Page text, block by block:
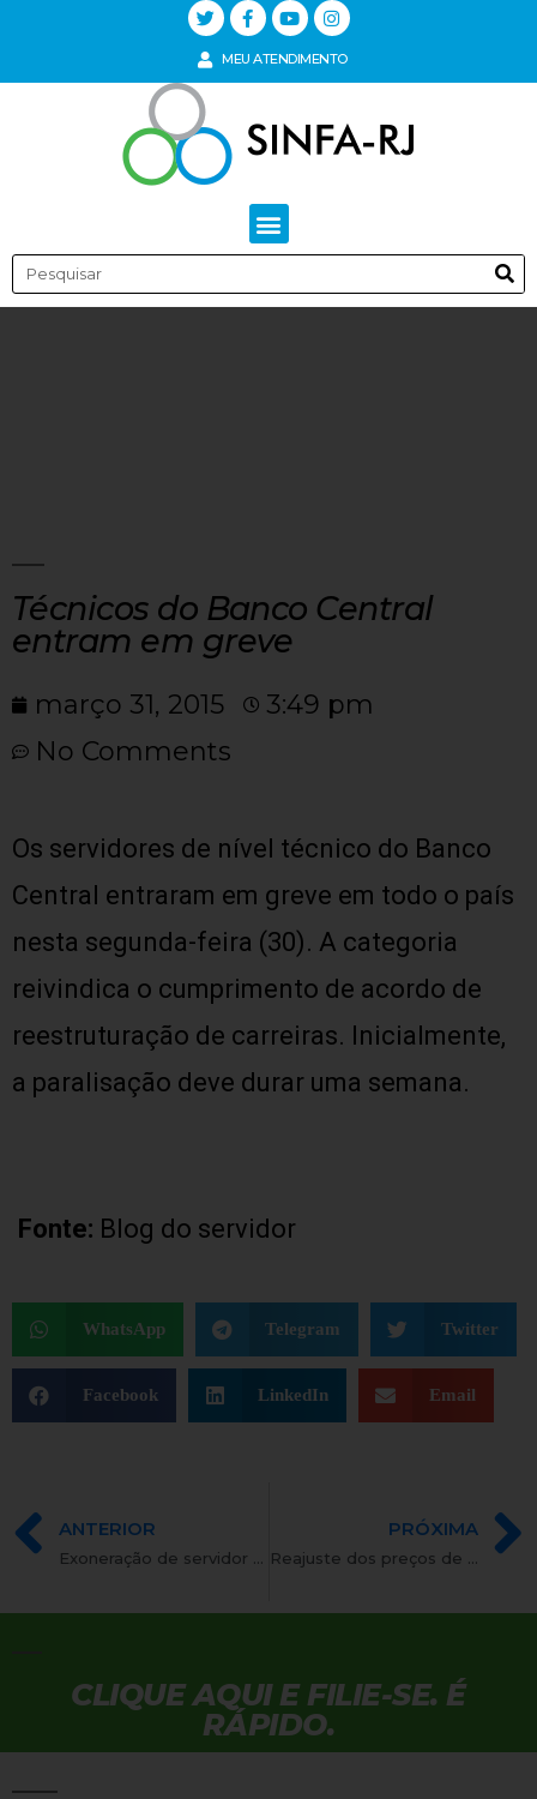
MEU ATENDIMENTO
Técnicos do Banco Central
entram em greve
março 31, 2015
3:49 pm
No Comments
Os servidores de nível técnico do Banco
Central entraram em greve em todo o país
nesta segunda-feira (30). A categoria
reivindica o cumprimento de acordo de
reestruturação de carreiras. Inicialmente,
a paralisação deve durar uma semana.
Fonte: Blog do servidor
WhatsApp Telegram Twitter
Facebook LinkedIn Email
ANTERIOR
Exoneração de servidor em estágio probatório deve ser antecedida de defesa prévia
PRÓXIMA
Reajuste dos preços de remédios poderá ser de até 7,7%, diz governo
CLIQUE AQUI E FILIE-SE. É
RÁPIDO.